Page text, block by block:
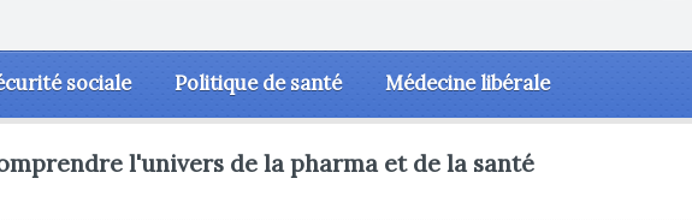
sociale Politique de santé Médecine libérale
l'univers de la pharma et de la santé